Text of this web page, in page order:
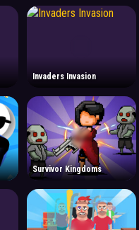
Invaders Invasion
Survivor Kingdoms